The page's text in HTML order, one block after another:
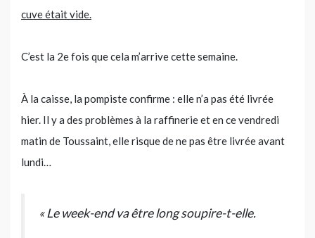
cuve était vide.
C’est la 2e fois que cela m’arrive cette semaine.
À la caisse, la pompiste confirme : elle n’a pas été livrée
hier. Il y a des problèmes à la raffinerie et en ce vendredi
matin de Toussaint, elle risque de ne pas être livrée avant
lundi…
« Le week-end va être long soupire-t-elle.